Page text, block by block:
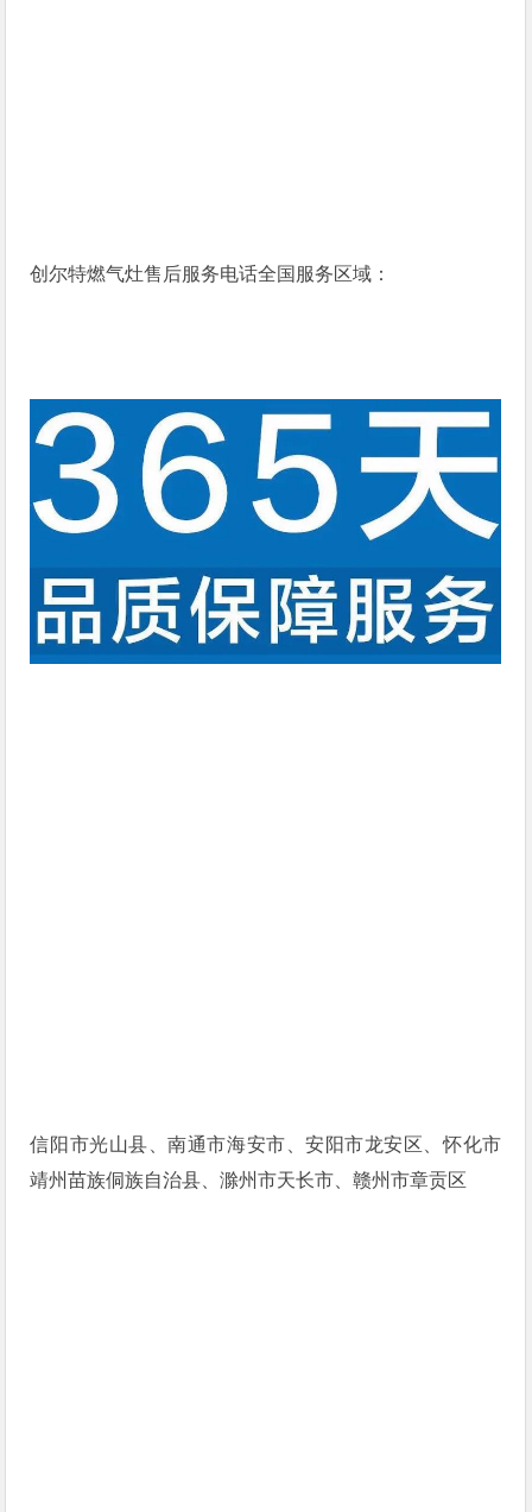
创尔特燃气灶售后服务电话全国服务区域：
信阳市光山县、南通市海安市、安阳市龙安区、怀化市
靖州苗族侗族自治县、滁州市天长市、赣州市章贡区